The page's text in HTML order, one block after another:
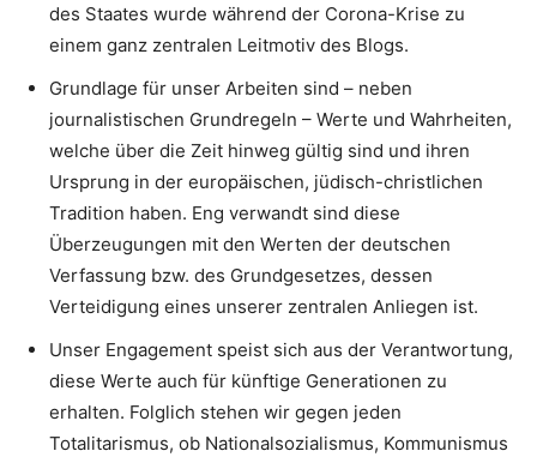
des Staates wurde während der Corona-Krise zu
einem ganz zentralen Leitmotiv des Blogs.
Grundlage für unser Arbeiten sind – neben
journalistischen Grundregeln – Werte und Wahrheiten,
welche über die Zeit hinweg gültig sind und ihren
Ursprung in der europäischen, jüdisch-christlichen
Tradition haben. Eng verwandt sind diese
Überzeugungen mit den Werten der deutschen
Verfassung bzw. des Grundgesetzes, dessen
Verteidigung eines unserer zentralen Anliegen ist.
Unser Engagement speist sich aus der Verantwortung,
diese Werte auch für künftige Generationen zu
erhalten. Folglich stehen wir gegen jeden
Totalitarismus, ob Nationalsozialismus, Kommunismus